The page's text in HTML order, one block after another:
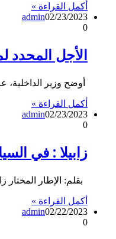
أكمل القراءة »
admin02/23/2023
0
الأجل المحدد
أوضح وزير
أكمل القراءة »
admin02/23/2023
0
زابيلا : في
بقلم: الإطار
أكمل القراءة »
admin02/22/2023
0